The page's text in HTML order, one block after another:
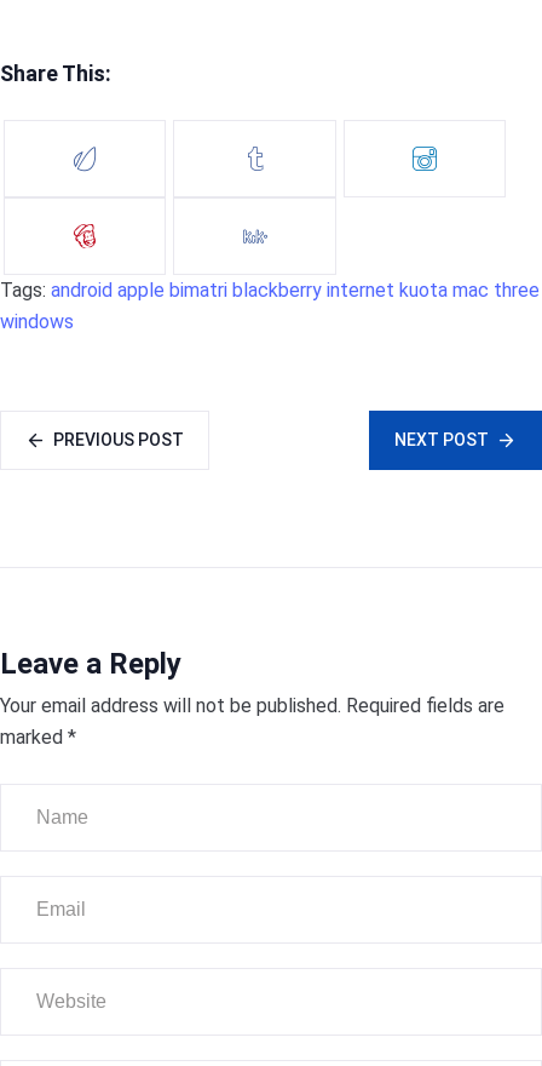
Share This:
Tags: android apple bimatri blackberry internet kuota mac three
windows
PREVIOUS POST NEXT POST
Leave a Reply
Your email address will not be published. Required fields are
marked *